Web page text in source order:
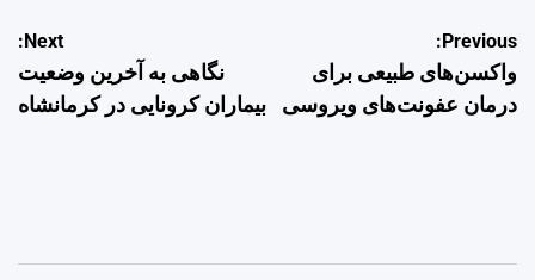
راهبری
نوشته
Previous:
واکسن‌های طبیعی برای
درمان عفونت‌های ویروسی
Next:
نگاهی به آخرین وضعیت
بیماران کرونایی در کرمانشاه